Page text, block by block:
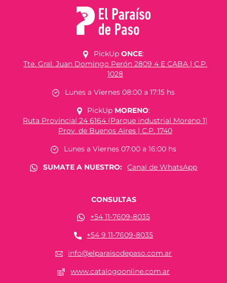
PickUp ONCE:
Tte. Gral. Juan Domingo Perón 2809 4 E CABA | C.P.
1028
Lunes a Viernes 08:00 a 17:15 hs
PickUp MORENO:
Ruta Provincial 24 6164 (Parque industrial Moreno 1)
Prov. de Buenos Aires | C.P. 1740
Lunes a Viernes 07:00 a 16:00 hs
SUMATE A NUESTRO:
Canal de WhatsApp
CONSULTAS
+54 11-7609-8035
+54 9 11-7609-8035
info@elparaisodepaso.com.ar
www.catalogoonline.com.ar